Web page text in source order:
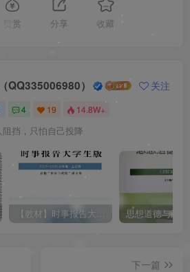
赞赏 分享 收藏
QQ335006980） 关注
4 19 14.8W+
挡，只怕自己投降
【教材】时事报告大学生版（形式与政策）2025-2026学年度 上学期（秋季）电子版pdf
下一篇